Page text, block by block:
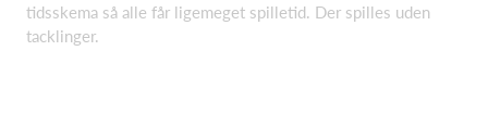
tidsskema så alle får ligemeget spilletid. Der spilles uden
tacklinger.